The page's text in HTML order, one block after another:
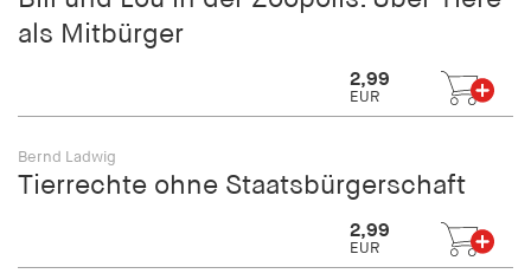
als Mitbürger
2,99
EUR
Bernd Ladwig
Tierrechte ohne Staatsbürgerschaft
2,99
EUR
Anbieter:
hamburger-edition.de